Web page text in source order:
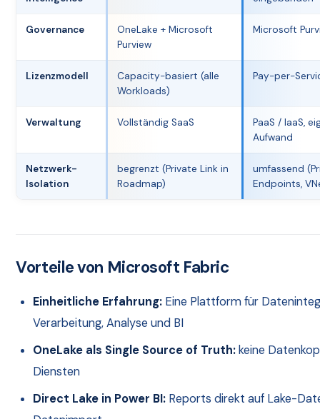
Governance
OneLake + Microsoft
Purview
Microsoft
Lizenzmodell
Capacity-basiert (alle
Workloads)
Pay-per-
Verwaltung Vollständig SaaS
PaaS / IaaS,
Aufwand
Netzwerk-
Isolation
begrenzt (Private Link in
Roadmap)
umfassend
Endpoints,
Vorteile von Microsoft Fabric
Einheitliche Erfahrung: Eine Plattform für
Verarbeitung, Analyse und BI
OneLake als Single Source of Truth:keine
Diensten
Direct Lake in Power BI: Reports direkt auf Lake-